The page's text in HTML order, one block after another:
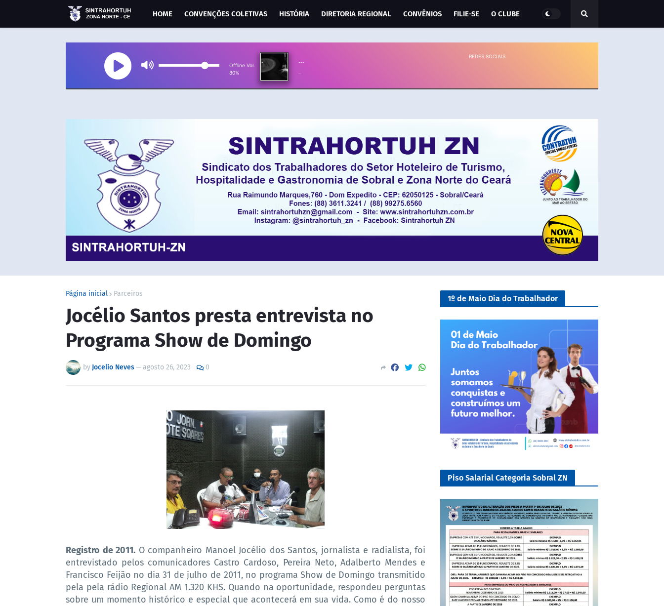
HOME CONVENÇÕES COLETIVAS HISTÓRIA DIRETORIA REGIONAL CONVÊNIOS FILIE-SE O CLUBE
Página inicial Parceiros
Jocélio Santos presta entrevista no
Programa Show de Domingo
byJocelio Neves—agosto 26, 2023 0
Registro de 2011. O companheiro Manoel Jocélio dos Santos, jornalista e radialista, foi
entrevistado pelos comunicadores Castro Cardoso, Pereira Neto, Adalberto Mendes e
Francisco Feijão no dia 31 de julho de 2011, no programa Show de Domingo transmitido
pela pela rádio Regional AM 1.320 KHS. Quando na oportunidade, respondeu perguntas
sobre um momento histórico e especial que acontecerá em sua vida. Como é do nosso
1º de Maio Dia do Trabalhador
Piso Salarial Categoria Sobral ZN